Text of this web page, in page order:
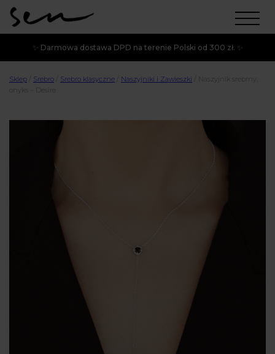
✨ Darmowa dostawa DPD na terenie Polski od 300 zł. ✨
Sklep Srebro Srebro klasyczne Naszyjniki i Zawieszki
Naszyjnik srebrny,
onyks – Desire